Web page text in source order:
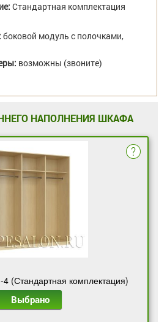
Стандартная комплектация
боковой модуль с полочками,
возможны (звоните)
НАПОЛНЕНИЯ ШКАФА
(Стандартная комплектация)
Выбрано